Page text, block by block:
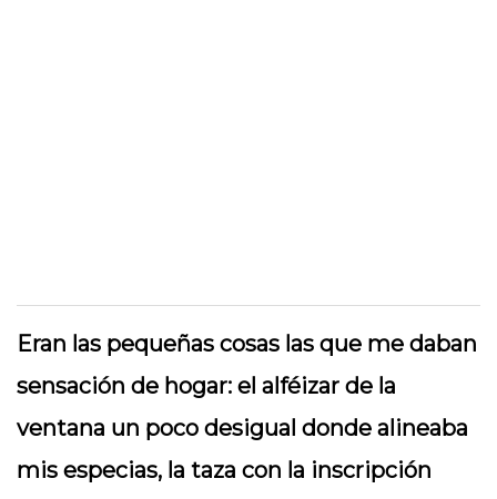
Eran las pequeñas cosas las que me daban
sensación de hogar: el alféizar de la
ventana un poco desigual donde alineaba
mis especias, la taza con la inscripción